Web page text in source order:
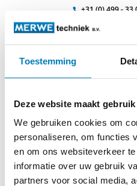
Toestemming
Deze website maakt
We gebruiken cookies om
personaliseren, om functies
en om ons websiteverkeer
informatie over uw gebruik
partners voor social media,
+31 (0) 499 - 33
Veelzijdig in
isomil-